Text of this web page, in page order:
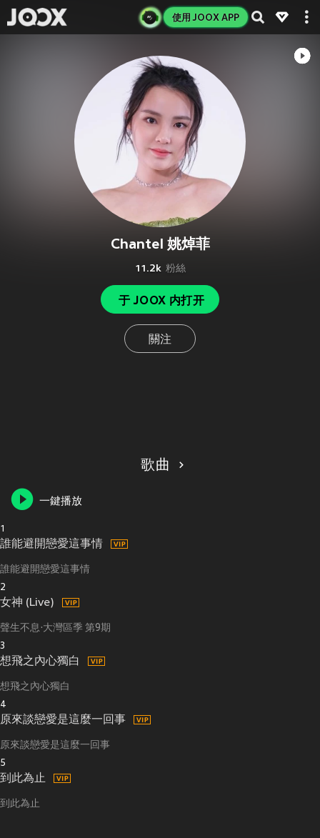
使用 JOOX APP
Chantel 姚焯菲
11.2k 粉絲
于 JOOX 内打开
關注
歌曲
一鍵播放
1
誰能避開戀愛這事情
誰能避開戀愛這事情
2
女神 (Live)
聲生不息·大灣區季 第9期
3
想飛之內心獨白
想飛之內心獨白
4
原來談戀愛是這麼一回事
原來談戀愛是這麼一回事
5
到此為止
到此為止